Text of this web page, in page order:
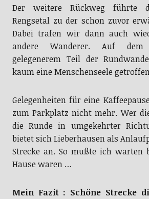
Der weitere Rückweg führte
Rengsetal zu der schon zuvor
Dabei trafen wir dann auch
andere Wanderer. Auf
gelegenerem Teil der
kaum eine Menschenseele
Gelegenheiten für eine
zum Parkplatz nicht mehr. Wer
die Runde in umgekehrter
bietet sich Lieberhausen als
Strecke an. So mußte ich
Hause waren …
Mein Fazit : Schöne Strecke